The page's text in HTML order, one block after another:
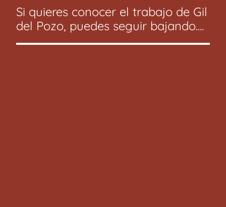
Si quieres conocer el trabajo de Gil
del Pozo, puedes seguir bajando....